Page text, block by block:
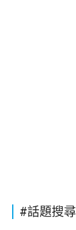
#話題搜尋